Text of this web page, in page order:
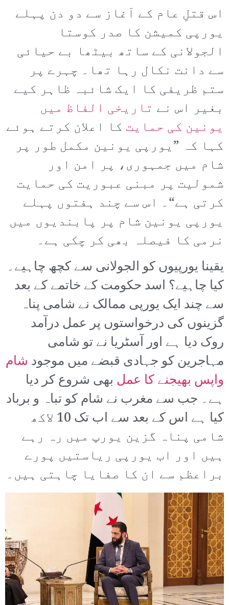
اس قتلِ عام کے آغاز سے دو دن پہلے
یورپی کمیشن کا صدر کوستا
الجولانی کے ساتھ بیٹھا بے حیائی
سے دانت نکال رہا تھا۔ چہرے پر
ستم ظریفی کا ایک شائبہ ظاہر کیے
بغیر اس نے تاریخی الفاظ میں
یونین کی حمایت کا اعلان کرتے ہوئے
کہا کہ ”یورپی یونین مکمل طور پر
شام میں جمہوری، پر امن اور
شمولیت پر مبنی عبوریت کی حمایت
کرتی ہے“۔ اس سے چند ہفتوں پہلے
یورپی یونین شام پر پابندیوں میں
نرمی کا فیصلہ بھی کر چکی ہے۔
یقینا یورپیوں کو الجولانی سے کچھ چاہیے۔
کیا چاہیے؟ اسد حکومت کے خاتمے کے بعد
سے چند ایک یورپی ممالک نے شامی پناہ
گزینوں کی درخواستوں پر عمل درآمد
روک دیا ہے اور آسٹریا نے تو شامی
مہاجرین کو جہادی قبضے میں موجود شام
واپس بھیجنے کا عمل بھی شروع کر دیا
ہے۔ جب سے مغرب نے شام کو تباہ و برباد
کیا ہے اس کے بعد سے اب تک 10 لاکھ
شامی پناہ گزین یورپ میں رہ رہے
ہیں اور اب یورپی ریاستیں پورے
براعظم سے ان کا صفایا چاہتی ہیں۔